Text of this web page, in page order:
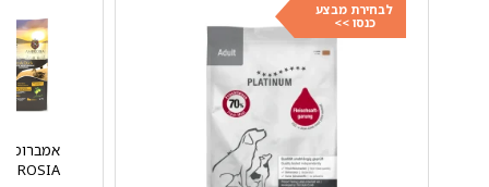
לבחירת מבצע
כנסו >>